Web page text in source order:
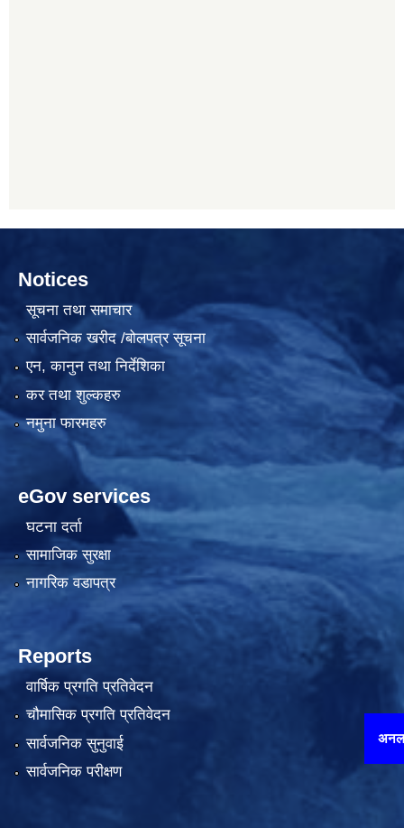
अनलाइन घटना दर्ता गर्न
Notices
सूचना तथा समाचार
सार्वजनिक खरीद /बोलपत्र सूचना
एन, कानुन तथा निर्देशिका
कर तथा शुल्कहरु
नमुना फारमहरु
eGov services
घटना दर्ता
सामाजिक सुरक्षा
नागरिक वडापत्र
Reports
वार्षिक प्रगति प्रतिवेदन
चौमासिक प्रगति प्रतिवेदन
सार्वजनिक सुनुवाई
सार्वजनिक परीक्षण